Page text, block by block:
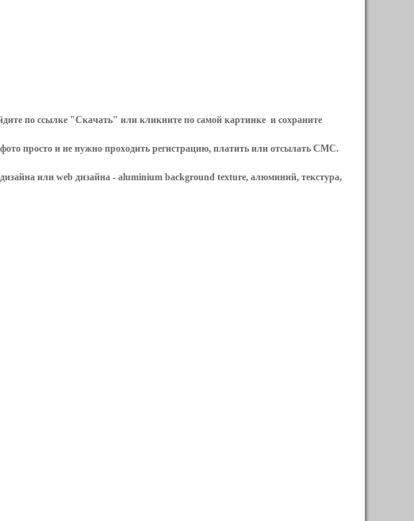
по ссылке "Скачать" или кликните по самой картинке и сохраните
просто и не нужно проходить регистрацию, платить или отсылать СМС.
или web дизайна - aluminium background texture, алюминий, текстура,